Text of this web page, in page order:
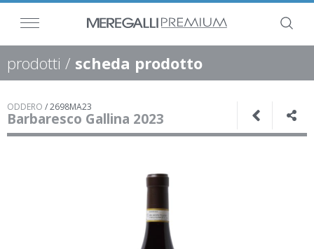
prodotti / scheda prodotto
ODDERO /2698MA23
Barbaresco Gallina 2023